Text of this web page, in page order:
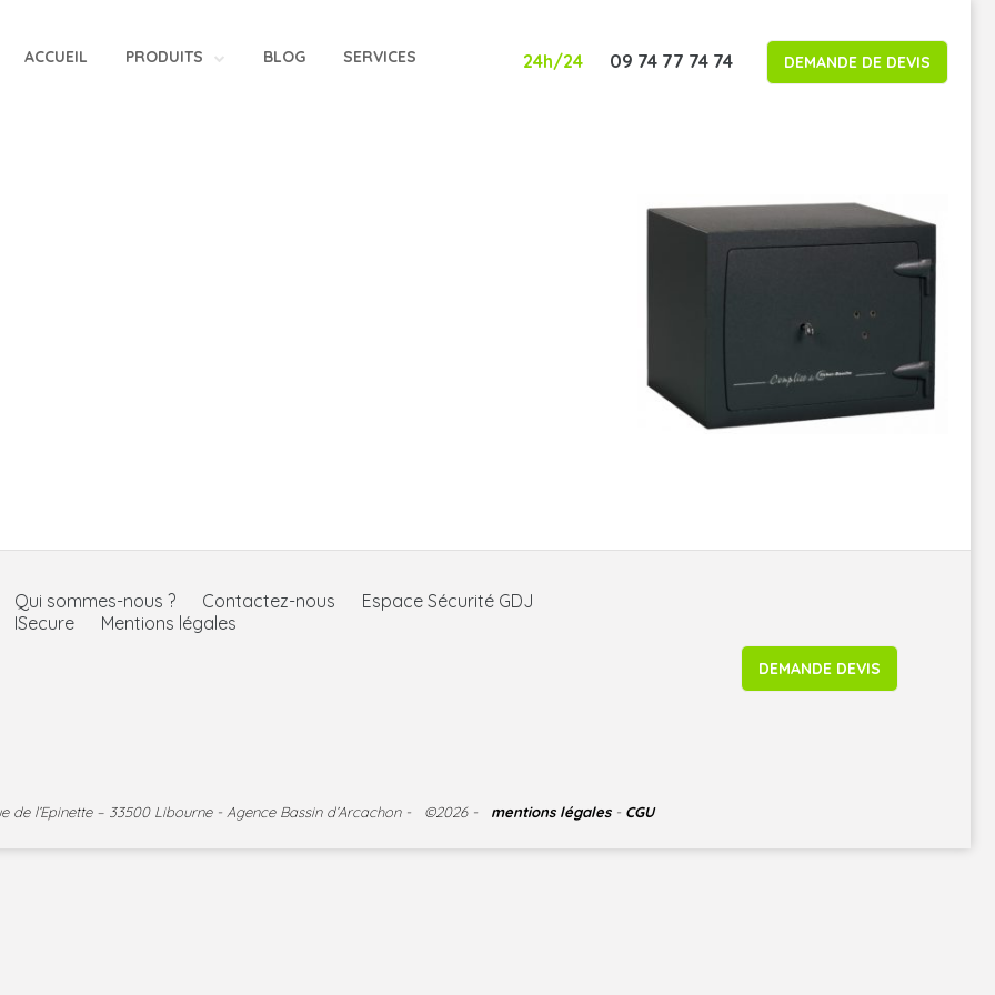
ACCUEIL PRODUITS BLOG SERVICES 24h/24 09 74 77 74 74 DEMANDE DE DEVIS
Qui sommes-nous ? Contactez-nous
Espace Sécurité GDJ
ISecure
Mentions légales
DEMANDE DEVIS
de l’Epinette – 33500 Libourne - Agence Bassin d’Arcachon - ©2026 - mentions légales- CGU